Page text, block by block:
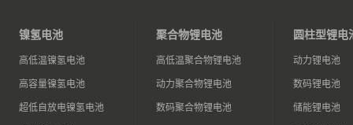
镍氢电池
高低温镍氢电池
高容量镍氢电池
超低自放电镍氢电池
聚合物锂电池
高低温聚合物锂电池
动力聚合物锂电池
数码聚合物锂电池
圆柱型锂电
动力锂电池
数码锂电池
储能锂电池